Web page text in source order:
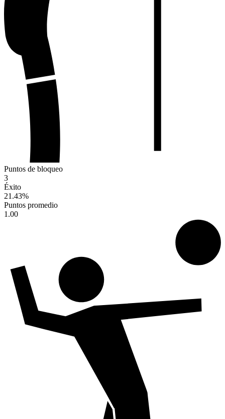
Puntos de bloqueo
3
Éxito
21.43%
Puntos promedio
1.00